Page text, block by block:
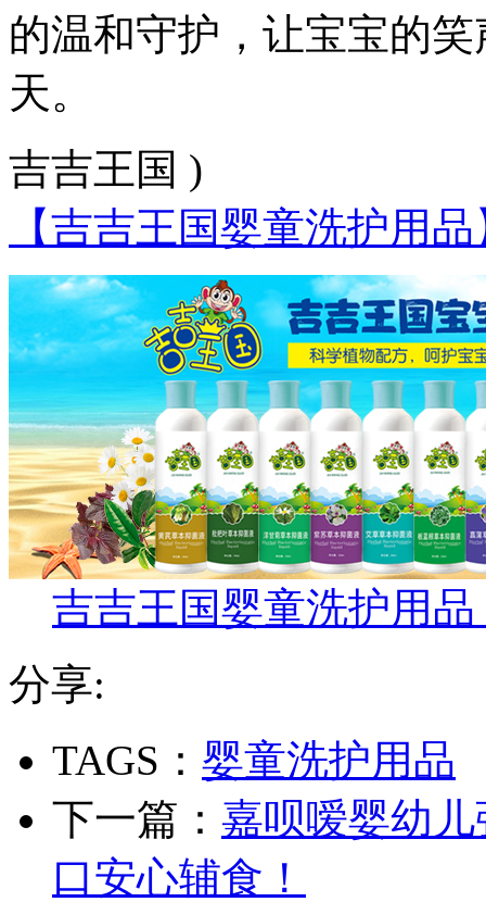
的温和守护，让宝宝的
天。
吉吉王国 )
【吉吉王国婴童洗护用
吉吉王国婴童洗护用
分享:
TAGS： 婴童洗护用品
下一篇： 嘉呗嗳婴幼
口安心辅食！